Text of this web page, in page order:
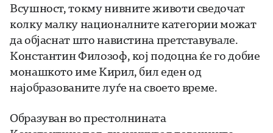
Всушност, токму нивните животи сведочат
колку малку националните категории можат
да објаснат што навистина претставувале.
Константин Филозоф, кој подоцна ќе го добие
монашкото име Кирил, бил еден од
најобразованите луѓе на своето време.
Образуван во престолнината